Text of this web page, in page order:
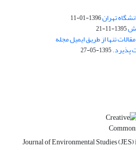
تهران1396-01-11
1395-11-21
تنها از طریق ایمیل مجله
1395-05-27
Journal of Environmental Studies (JES)